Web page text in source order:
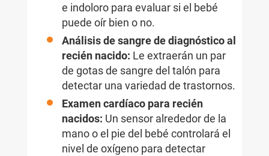
e indoloro para evaluar si el bebé
puede oír bien o no.
Análisis de sangre de diagnóstico al
recién nacido: Le extraerán un par
de gotas de sangre del talón para
detectar una variedad de trastornos.
Examen cardíaco para recién
nacidos: Un sensor alrededor de la
mano o el pie del bebé controlará el
nivel de oxígeno para detectar